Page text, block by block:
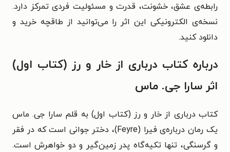
رابطه‌ی عشق، خشونت، قدرت و مسئولیت فردی تمرکز دارد.
نسخه‌ی الکترونیکی این اثر را می‌توانید از طاقچه خرید و
دانلود کنید.
درباره کتاب درباری از خار و رز (کتاب اول)
اثر سارا جی. ماس
کتاب درباری از خار و رز (کتاب اول) به قلم سارا جی. ماس
یک رمان درباره‌ی فیرا (Feyre)، دختر جوانی است که در فقر
و گرسنگی، تنها تکیه‌گاه پدر زمین‌گیر و دو خواهرش است.